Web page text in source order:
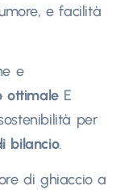
e facilità
e
ottimaleE
per
bilancio.
di ghiaccio a